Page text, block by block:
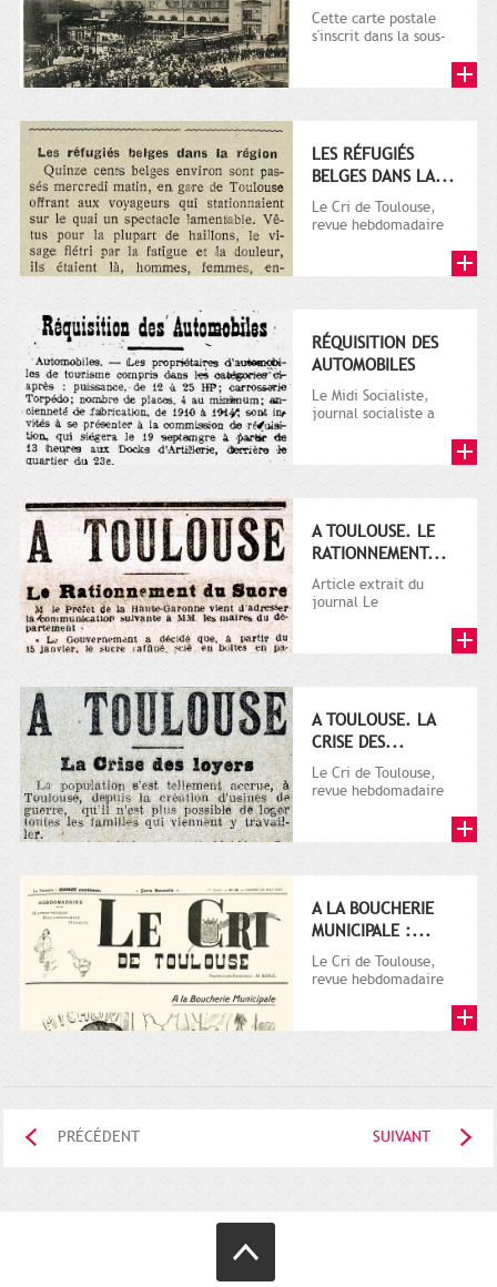
Cette carte postale
s'inscrit dans la sous-
plusieurs milliers de...
LES RÉFUGIÉS
BELGES DANS LA...
Le Cri de Toulouse,
revue hebdomadaire
puis...
RÉQUISITION DES
AUTOMOBILES
Le Midi Socialiste,
journal socialiste a
A TOULOUSE. LE
RATIONNEMENT...
Article extrait du
journal Le
A TOULOUSE. LA
CRISE DES...
Le Cri de Toulouse,
revue hebdomadaire
A LA BOUCHERIE
MUNICIPALE :...
Le Cri de Toulouse,
revue hebdomadaire
PRÉCÉDENT SUIVANT